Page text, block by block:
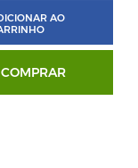
AO
COMPRAR